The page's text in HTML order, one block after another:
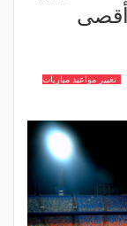
أقصى
تغيير مواعيد مباريات